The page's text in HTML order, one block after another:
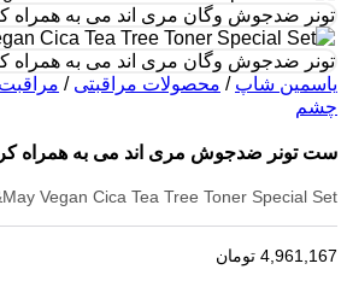
یاسمین شاپ / محصولات مراقبتی /
چشم
ست تونر ضدجوش مری اند می به همراه
Vegan Cica Tea Tree Toner Special Set
4,961,167 تومان